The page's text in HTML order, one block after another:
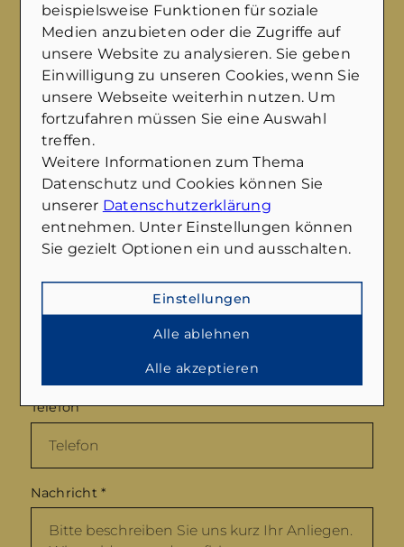
Anrede
Vorname
Nachname *
Telefon
Nachricht*
beispielsweise Funktionen für soziale
Medien anzubieten oder die Zugriffe auf
unsere Website zu analysieren. Sie geben
Einwilligung zu unseren Cookies, wenn Sie
unsere Webseite weiterhin nutzen. Um
fortzufahren müssen Sie eine Auswahl
treffen.
Weitere Informationen zum Thema
Datenschutz und Cookies können Sie
unserer Datenschutzerklärung
entnehmen. Unter Einstellungen können
Sie gezielt Optionen ein und ausschalten.
Einstellungen
Alle ablehnen
Alle akzeptieren